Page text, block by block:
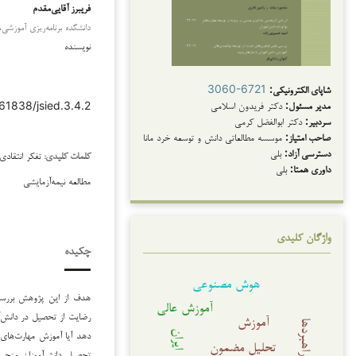
شاپای الکترونیکی: 3060-6721
مدیر مسئول: دکتر فریدون اسلامی
سردبیر: دکتر ابوالفضل کرمی
صاحب امتیاز: موسسه مطالعاتی دانش و توسعه خرد مانا
دسترسی آزاد: بلی
داوری همتا: بلی
واژگان کلیدی
تحلیل مضمون
آموزش
آموزش عالی
هوش مصنوعی
ایران راهبردها
فریبرز آقایی‌مقدم
دانشکده برنامه‌ریزی
نویسنده
jsied.3.4.2
کلمات کلیدی: تفکر
مطالعه نیمه‌آزمایشی
چکیده
هدف از این پژوهش
رضایت از تحصیل در
دهد آیا آموزش
تحصیل دانش‌آموزان